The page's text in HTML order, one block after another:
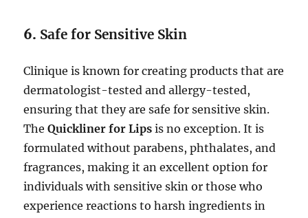
6. Safe for Sensitive Skin
Clinique is known for creating products that are
dermatologist-tested and allergy-tested,
ensuring that they are safe for sensitive skin.
TheQuickliner for Lips is no exception. It is
formulated without parabens, phthalates, and
fragrances, making it an excellent option for
individuals with sensitive skin or those who
experience reactions to harsh ingredients in